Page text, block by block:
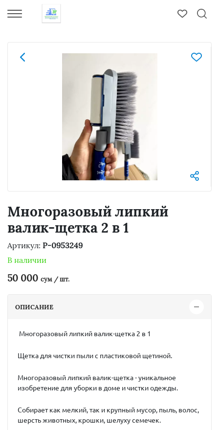
Многоразовый липкий
валик-щетка 2 в 1
Артикул: P-0953249
В наличии
50 000 сум / шт.
ОПИСАНИЕ
Многоразовый липкий валик-щетка 2 в 1
Щетка для чистки пыли с пластиковой щетиной.
Многоразовый липкий валик-щетка - уникальное
изобретение для уборки в доме и чистки одежды.
Собирает как мелкий, так и крупный мусор, пыль, волос,
шерсть животных, крошки, шелуху семечек.